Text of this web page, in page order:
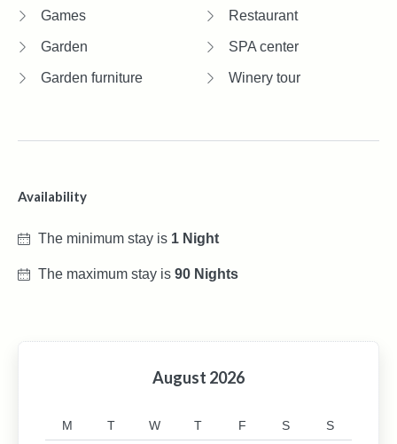
Games
Garden
Garden furniture
Restaurant
SPA center
Winery tour
Availability
The minimum stay is 1 Night
The maximum stay is 90 Nights
August 2026
M T W T F S S